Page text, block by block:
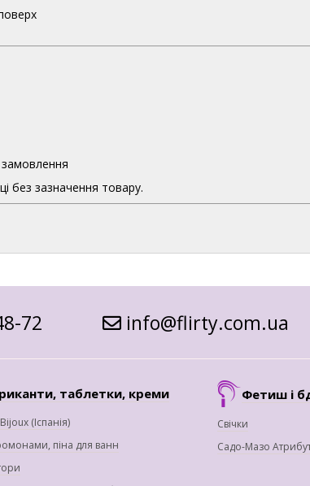
без зазначення товару.
72 info@flirty.com.ua
таблетки, креми
(Іспанія)
піна для ванн
Фетиш і
Свічки
Садо-Мазо